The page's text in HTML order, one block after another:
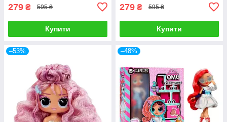
279 ₴ 595 ₴
Купити
279 ₴ 595 ₴
Купити
–53% –48%